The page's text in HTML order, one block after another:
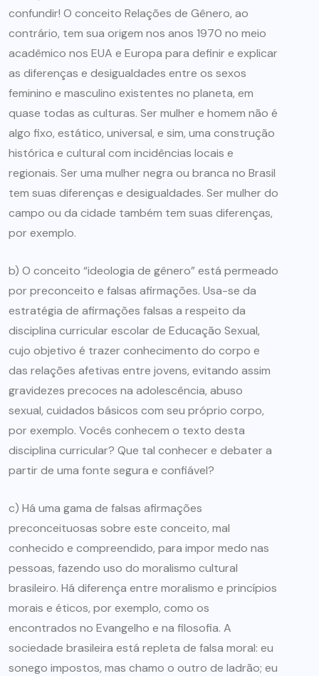
confundir! O conceito Relações de Gênero, ao
contrário, tem sua origem nos anos 1970 no meio
acadêmico nos EUA e Europa para definir e explicar
as diferenças e desigualdades entre os sexos
feminino e masculino existentes no planeta, em
quase todas as culturas. Ser mulher e homem não é
algo fixo, estático, universal, e sim, uma construção
histórica e cultural com incidências locais e
regionais. Ser uma mulher negra ou branca no Brasil
tem suas diferenças e desigualdades. Ser mulher do
campo ou da cidade também tem suas diferenças,
por exemplo.
b) O conceito “ideologia de gênero” está permeado
por preconceito e falsas afirmações. Usa-se da
estratégia de afirmações falsas a respeito da
disciplina curricular escolar de Educação Sexual,
cujo objetivo é trazer conhecimento do corpo e
das relações afetivas entre jovens, evitando assim
gravidezes precoces na adolescência, abuso
sexual, cuidados básicos com seu próprio corpo,
por exemplo. Vocês conhecem o texto desta
disciplina curricular? Que tal conhecer e debater a
partir de uma fonte segura e confiável?
c) Há uma gama de falsas afirmações
preconceituosas sobre este conceito, mal
conhecido e compreendido, para impor medo nas
pessoas, fazendo uso do moralismo cultural
brasileiro. Há diferença entre moralismo e princípios
morais e éticos, por exemplo, como os
encontrados no Evangelho e na filosofia. A
sociedade brasileira está repleta de falsa moral: eu
sonego impostos, mas chamo o outro de ladrão; eu